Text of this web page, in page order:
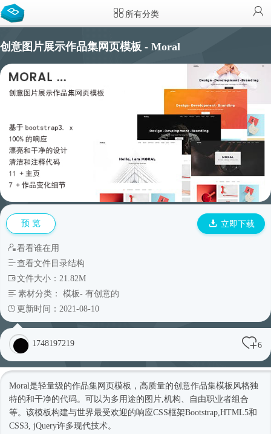
所有分类
创意图片展示作品集网页模板 - Moral
预 览 立即下载
看看谁在用
查看文件目录结构
文件大小：21.82M
素材分类： 模板- 有创意的
更新时间：2021-08-10
1748197219 6
Moral是轻量级的作品集网页模板 ，高质量的创意作品集模板风格独
特的和干净的代码。可以为多用途的图片,机构、自由职业者组合
等。该模板构建与世界最受欢迎的响应CSS框架Bootstrap,HTML5和
CSS3, jQuery许多现代技术。